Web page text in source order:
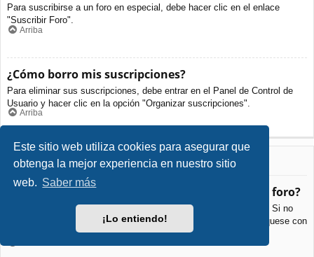
Este sitio web utiliza cookies para asegurar que
obtenga la mejor experiencia en nuestro sitio
web. Saber más
¡Lo entiendo!
Para suscribirse a un foro en especial, debe hacer clic en el enlace
"Suscribir Foro".
Arriba
¿Cómo borro mis suscripciones?
Para eliminar sus suscripciones, debe entrar en el Panel de Control de
Usuario y hacer clic en la opción "Organizar suscripciones".
Arriba
Archivos Adjuntos
¿Qué archivos adjuntos son permitidos en este foro?
Cada foro puede permitir o no ciertos tipos de archivos adjuntos. Si no
está seguro de que tipos de archivos se pueden cargar, comuníquese con
La Administración para obtener más información.